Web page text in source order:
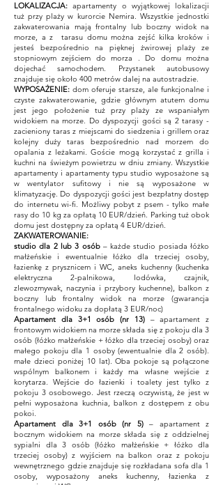
LOKALIZACJA: apartamenty o wyjątkowej lokalizacji
tuż przy plaży w kurorcie Nemira. Wszystkie jednostki
zakwaterowania mają frontalny lub boczny widok na
morze, a z tarasu domu można zejść kilka kroków i
jesteś bezpośrednio na pięknej żwirowej plaży ze
stopniowym zejściem do morza . Do domu można
dojechać samochodem. Przystanek autobusowy
znajduje się około 400 metrów dalej na autostradzie.
WYPOSAŻENIE: dom oferuje starsze, ale funkcjonalne i
czyste zakwaterowanie, gdzie głównym atutem domu
jest jego położenie tuż przy plaży ze wspaniałym
widokiem na morze. Do dyspozycji gości są 2 tarasy -
zacieniony taras z miejscami do siedzenia i grillem oraz
kolejny duży taras bezpośrednio nad morzem do
opalania z leżakami. Goście mogą korzystać z grilla i
kuchni na świeżym powietrzu w dniu zmiany. Wszystkie
apartamenty i apartamenty typu studio wyposażone są
w wentylator sufitowy i nie są wyposażone w
klimatyzację. Do dyspozycji gości jest bezpłatny dostęp
do internetu wi-fi. Możliwy pobyt z psem - tylko małe
rasy do 10 kg za opłatą 10 EUR/dzień. Parking tuż obok
domu jest dostępny za opłatą 4 EUR/dzień.
ZAKWATEROWANIE:
studio dla 2 lub 3 osób– każde studio posiada łóżko
małżeńskie i ewentualnie łóżko dla trzeciej osoby,
łazienkę z prysznicem i WC, aneks kuchenny (kuchenka
elektryczna 2-palnikowa, lodówka, czajnik,
zlewozmywak, naczynia i przybory kuchenne), balkon z
boczny lub frontalny widok na morze (gwarancja
frontalnego widoku za dopłatą 3 EUR/noc)
Apartament dla 3+1 osób (nr 13)– apartament z
frontowym widokiem na morze składa się z pokoju dla 3
osób (łóżko małżeńskie + łóżko dla trzeciej osoby) oraz
małego pokoju dla 1 osoby (ewentualnie dla 2 osób).
małe dzieci poniżej 10 lat). Oba pokoje są połączone
wspólnym balkonem i każdy ma własne wejście z
korytarza. Wejście do łazienki i toalety jest tylko z
pokoju 3 osobowego. Jest rzeczą oczywistą, że jest w
pełni wyposażona kuchnia, balkon z dostępem z obu
pokoi.
Apartament dla 3+1 osób (nr 5)– apartament z
bocznym widokiem na morze składa się z oddzielnej
sypialni dla 3 osób (łóżko małżeńskie + łóżko dla
trzeciej osoby) z wyjściem na balkon oraz z pokoju
wewnętrznego gdzie znajduje się rozkładana sofa dla 1
osoby, wyposażony aneks kuchenny, łazienka z